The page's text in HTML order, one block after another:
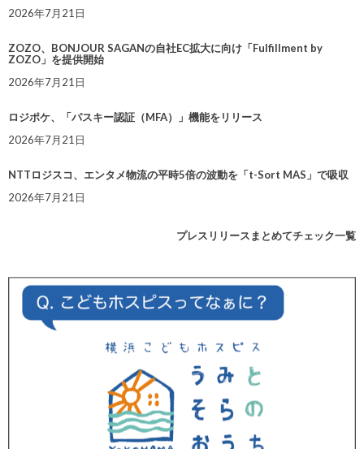
2026年7月21日
ZOZO、BONJOUR SAGANの自社EC拡大に向け「Fulfillment by
ZOZO」を提供開始
2026年7月21日
ロジポケ、「パスキー認証（MFA）」機能をリリース
2026年7月21日
NTTロジスコ、エンタメ物流の平時5倍の波動を「t-Sort MAS」で吸収
2026年7月21日
プレスリリースまとめてチェック一覧